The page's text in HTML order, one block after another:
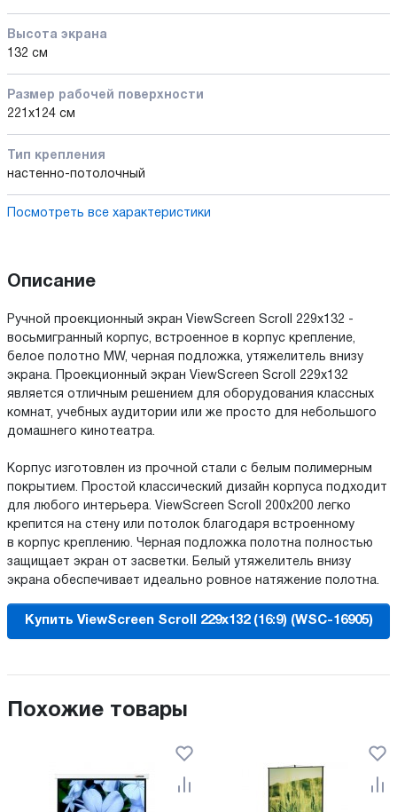
Высота экрана
132 см
Размер рабочей поверхности
221x124 см
Тип крепления
настенно-потолочный
Посмотреть все характеристики
Описание
Ручной проекционный экран ViewScreen Scroll 229x132 -
восьмигранный корпус, встроенное в корпус крепление,
белое полотно MW, черная подложка, утяжелитель внизу
экрана. Проекционный экран ViewScreen Scroll 229x132
является отличным решением для оборудования классных
комнат, учебных аудитории или же просто для небольшого
домашнего кинотеатра.
Корпус изготовлен из прочной стали с белым полимерным
покрытием. Простой классический дизайн корпуса подходит
для любого интерьера. ViewScreen Scroll 200x200 легко
крепится на стену или потолок благодаря встроенному
в корпус креплению. Черная подложка полотна полностью
защищает экран от засветки. Белый утяжелитель внизу
экрана обеспечивает идеально ровное натяжение полотна.
Купить ViewScreen Scroll 229x132 (16:9) (WSC-16905)
Похожие товары